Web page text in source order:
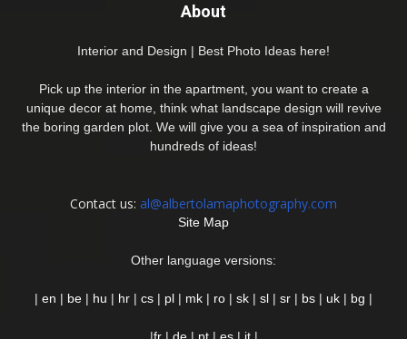
About
Interior and Design | Best Photo Ideas here!
Pick up the interior in the apartment, you want to create a
unique decor at home, think what landscape design will revive
the boring garden plot. We will give you a sea of inspiration and
hundreds of ideas!
Contact us: al@albertolamaphotography.com
Site Map
Other language versions:
| en | be | hu | hr | cs | pl | mk | ro | sk | sl | sr | bs | uk | bg |